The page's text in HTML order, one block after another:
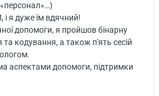
я дуже їм вдячний!
допомоги, я пройшов бінарну
кодування, а також п'ять сесій
аспектами допомоги, підтримки